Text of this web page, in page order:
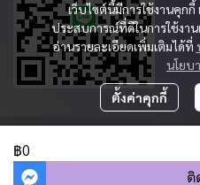
฿0
ติ
เว็บไซต์นี้มีการใช้งานคุก
ประสบการณ์ที่ดีในการใช้งา
อ่านรายละเอียดเพิ่มเติมได้ที่
นโยบ
ตั้งค่าคุกกี้
Copyright 2023 | All Rights
ผู้เข้าช